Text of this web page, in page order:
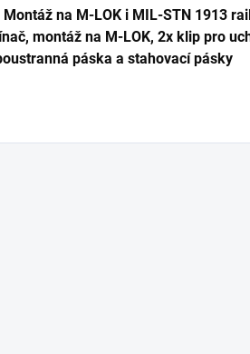
na M-LOK i MIL-STN 1913
montáž na M-LOK, 2x klip pro
páska a stahovací pásky